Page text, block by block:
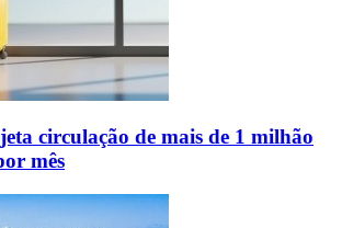
circulação de mais de 1 milhão
mês